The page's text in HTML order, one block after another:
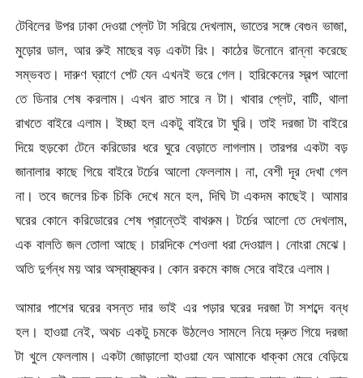
টেবিলের উপর ঢাকা দেওয়া প্লেট টা সরিয়ে দেখলাম, ভাতের সঙ্গে বেগুন ভাজা,
মুড়োর ডাল, আর রুই মাছের বড় একটা রিং। কাঠের উনোনে রান্না করেছে
সম্ভবত। দারুণ ঘ্রাণে পেট যেন এখনই ভরে গেল। হারিকেনের স্বল্প আলো
তে ডিনার শেষ করলাম। এখন রাত সারে ন টা। খাবার প্লেট, বাটি, থালা
রাখতে বাইরে এলাম। ইচ্ছা হল একটু বাইরে টা ঘুরি। তাই দরজা টা বাইরে
দিয়ে হুড়কো টেনে করিডোর ধরে ঘুরে বেড়াতে লাগলাম। তারপর একটা বড়
জানালার কাছে গিয়ে বাইরে টর্চের আলো ফেললাম। না, বেশী দূর দেখা গেল
না। তবে জলের চিক চিকি দেখে মনে হল, দিঘি টা একদম কাছেই। আমার
ঘরের কোনে করিডোরের শেষ প্রান্তেই বাথরুম। টর্চের আলো তে দেখলাম,
এক বালতি জল তোলা আছে। চারদিকে শেওলা ধরা দেওয়াল। নোংরা মেঝে।
অতি দুর্গন্ধ ময় আর অস্বাস্থ্যকর। কোন রকমে কাজ সেরে বাইরে এলাম।
আমার পাশের ঘরের বসন্ত দার ভাই এর পড়ার ঘরের দরজা টা সশব্দে বন্ধ
হল। হাওয়া নেই, অথচ একটু চমকে উঠলেও সামলে নিয়ে দ্রুত গিয়ে দরজা
টা খুলে ফেললাম। একটা জোড়ালো হাওয়া যেন আমাকে ধাক্কা মেরে বেড়িয়ে